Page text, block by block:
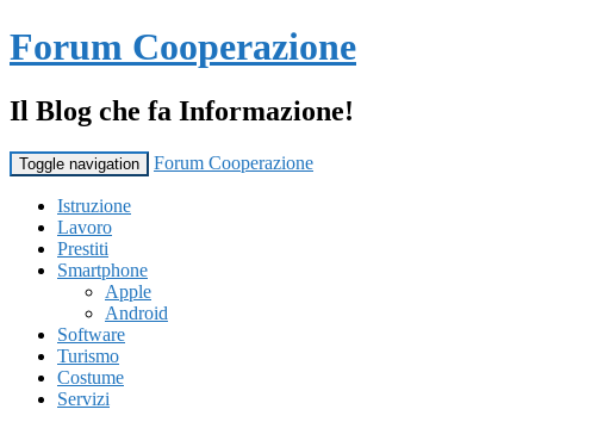
Forum Cooperazione
Il Blog che fa Informazione!
Toggle navigation Forum Cooperazione
Istruzione
Lavoro
Prestiti
Smartphone
Apple
Android
Software
Turismo
Costume
Servizi